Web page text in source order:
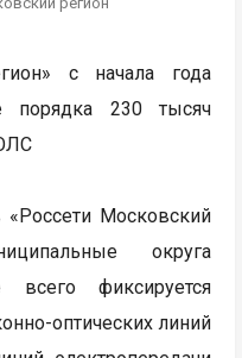
с начала года
порядка 230 тысяч
Московский
округа
фиксируется
оптических линий